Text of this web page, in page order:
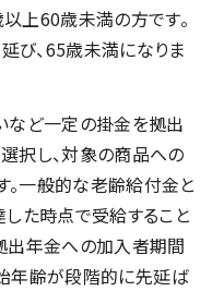
上60歳未満の方です。
び、65歳未満になりま
など一定の掛金を拠出
択し、対象の商品への
一般的な老齢給付金と
た時点で受給すること
出年金への加入者期間
年齢が段階的に先延ば